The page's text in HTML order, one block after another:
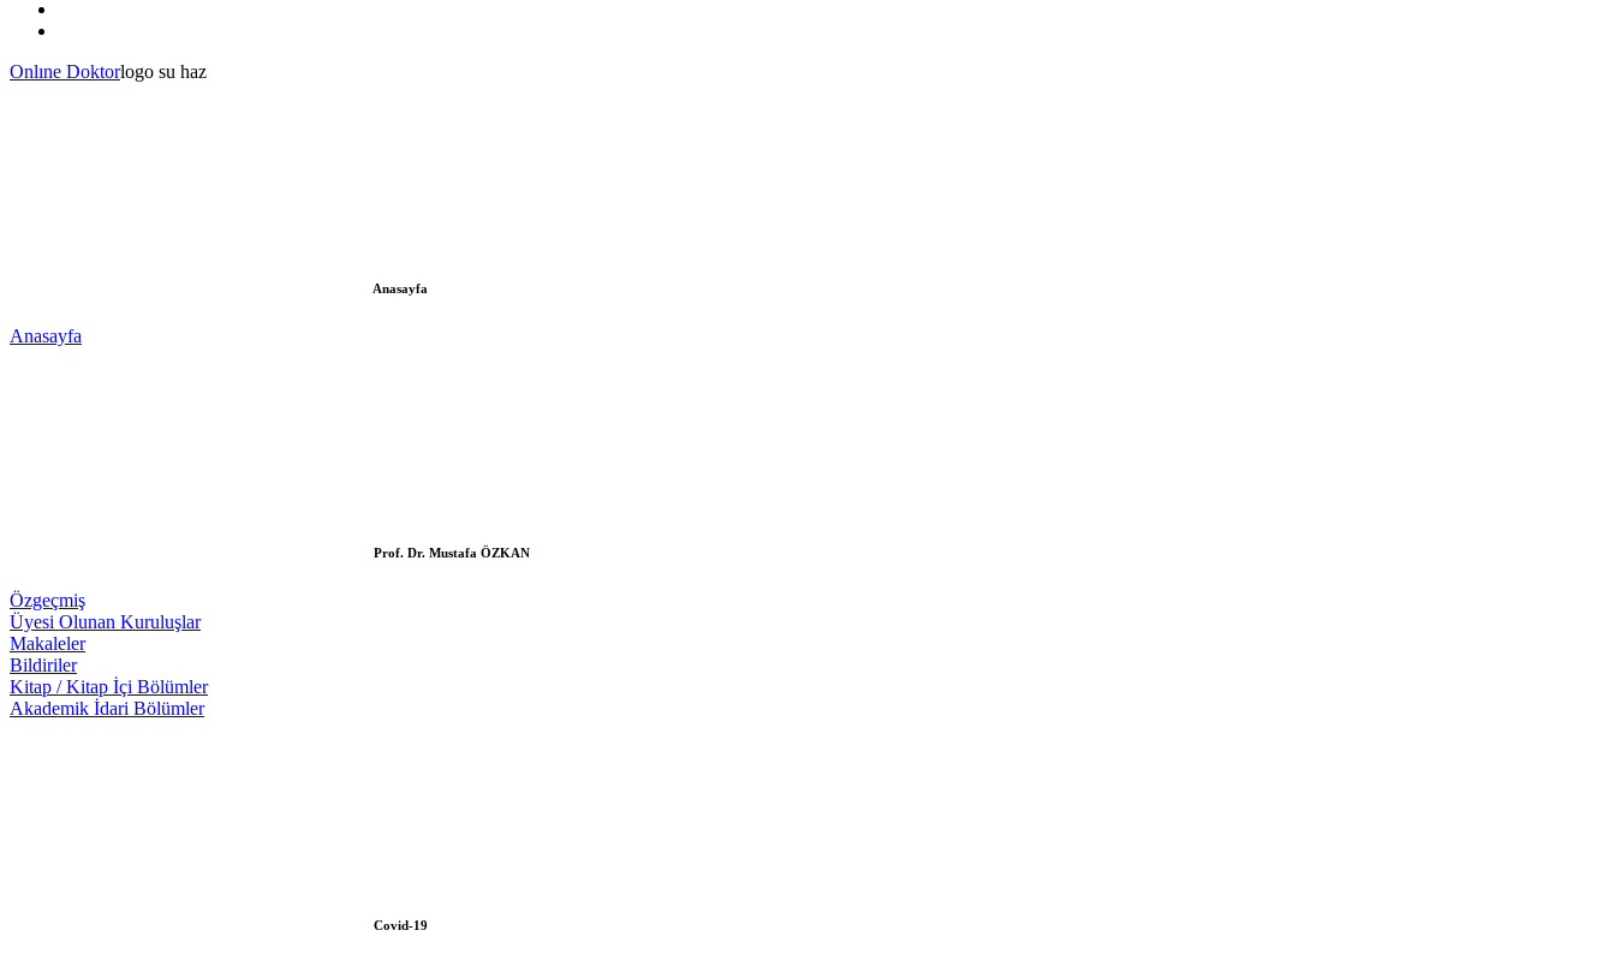
Onlıne Doktorlogo su haz
Anasayfa
Anasayfa
Prof. Dr. Mustafa ÖZKAN
Özgeçmiş
Üyesi Olunan Kuruluşlar
Makaleler
Bildiriler
Kitap / Kitap İçi Bölümler
Akademik İdari Bölümler
Covid-19